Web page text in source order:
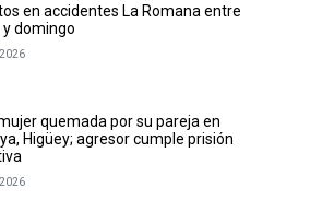
en accidentes La Romana entre
domingo
quemada por su pareja en
Higüey; agresor cumple prisión